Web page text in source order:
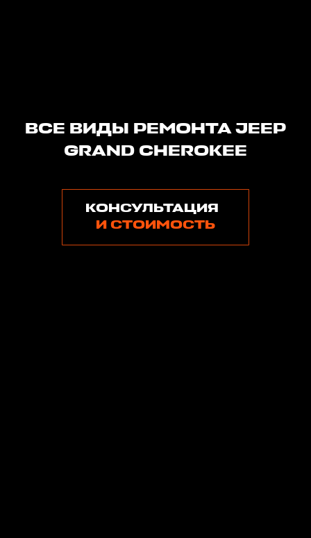
ВСЕ ВИДЫ РЕМОНТА JEEP
GRAND CHEROKEE
КОНСУЛЬТАЦИЯ
И СТОИМОСТЬ